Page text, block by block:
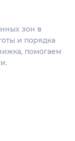
зон в
и порядка
помогаем